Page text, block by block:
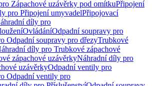
Zápachové uzávěrky pod omítkuPřipojení
pro Připojení umyvadelPřipojovací
díly pro
OvládáníOdpadní soupravy pro
Odpadní soupravy pro dřezyTrubkové
díly pro Trubkové zápachové
zápachové uzávěrkyNáhradní díly pro
uzávěrkyOdpadní ventily pro
Odpadní ventily pro